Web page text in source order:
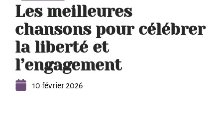
Les meilleures
chansons pour célébrer
la liberté et
l’engagement
10 février 2026